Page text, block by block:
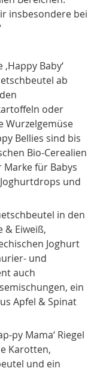
insbesondere bei
Baby‘
ab
oder
Wurzelgemüse
Bellies sind bis
Bio-Cerealien
für Babys
und
in den
& Eiweiß,
Joghurt
und
auch
ein
Apfel & Spinat
py Mama‘ Riegel
Karotten,
und ein